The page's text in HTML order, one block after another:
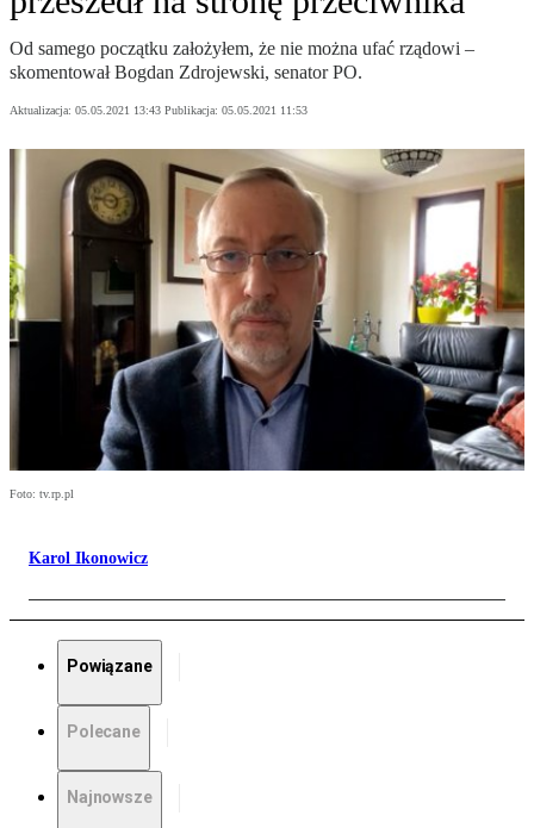
Od samego początku założyłem, że nie można ufać rządowi –
skomentował Bogdan Zdrojewski, senator PO.
Aktualizacja: 05.05.2021 13:43 Publikacja: 05.05.2021 11:53
Foto: tv.rp.pl
Karol Ikonowicz
Powiązane
Polecane
Najnowsze